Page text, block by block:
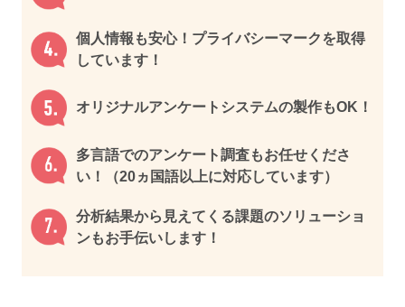
個人情報も安心！プライバシーマークを取得
しています！
オリジナルアンケートシステムの製作もOK！
多言語でのアンケート調査もお任せくださ
い！（20ヵ国語以上に対応しています）
分析結果から見えてくる課題のソリューショ
ンもお手伝いします！